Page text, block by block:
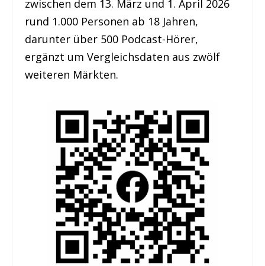
zwischen dem 13. März und 1. April 2026
rund 1.000 Personen ab 18 Jahren,
darunter über 500 Podcast-Hörer,
ergänzt um Vergleichsdaten aus zwölf
weiteren Märkten.